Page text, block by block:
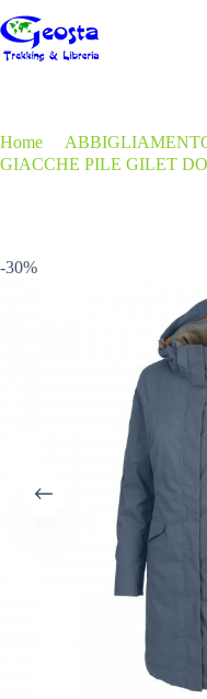
al
contenuto
Home
GIACCHE PILE GILET
-30%